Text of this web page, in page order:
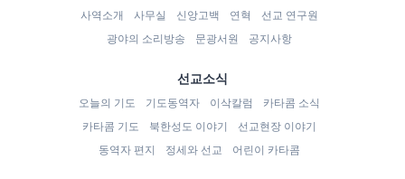
사역소개 사무실 신앙고백 연혁
선교 연구원
광야의 소리방송
문광서원 공지사항
선교소식
오늘의 기도 기도동역자 이삭칼럼
카타콤 소식
카타콤 기도
북한성도 이야기
선교현장 이야기
동역자 편지
정세와 선교 어린이 카타콤